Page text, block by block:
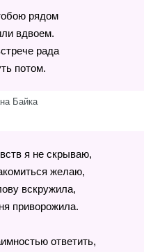
рядом
вдвоем.
рада
потом.
Байка
я не скрываю,
желаю,
вскружила,
приворожила.
ответить,